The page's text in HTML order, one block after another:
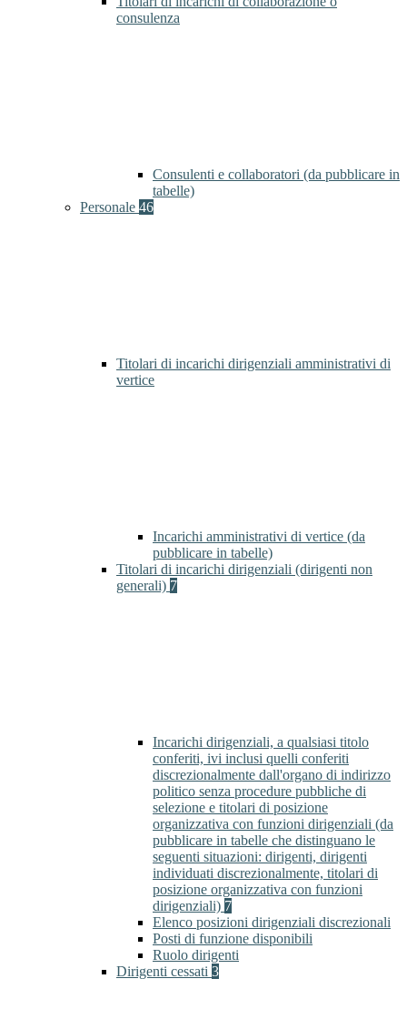
consulenza
Consulenti e collaboratori (da pubblicare in
tabelle)
Personale 46
Titolari di incarichi dirigenziali amministrativi di
vertice
Incarichi amministrativi di vertice (da
pubblicare in tabelle)
Titolari di incarichi dirigenziali (dirigenti non
generali) 7
Incarichi dirigenziali, a qualsiasi titolo
conferiti, ivi inclusi quelli conferiti
discrezionalmente dall'organo di indirizzo
politico senza procedure pubbliche di
selezione e titolari di posizione
organizzativa con funzioni dirigenziali (da
pubblicare in tabelle che distinguano le
seguenti situazioni: dirigenti, dirigenti
individuati discrezionalmente, titolari di
posizione organizzativa con funzioni
dirigenziali) 7
Elenco posizioni dirigenziali discrezionali
Posti di funzione disponibili
Ruolo dirigenti
Dirigenti cessati 3